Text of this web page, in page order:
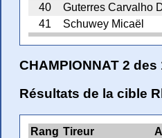
40
Guterres Carvalho
41
Schuwey Micaël
CHAMPIONNAT 2
Résultats de la cible
Rang Tireur